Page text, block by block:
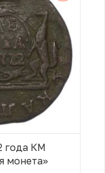
года КМ
монета»